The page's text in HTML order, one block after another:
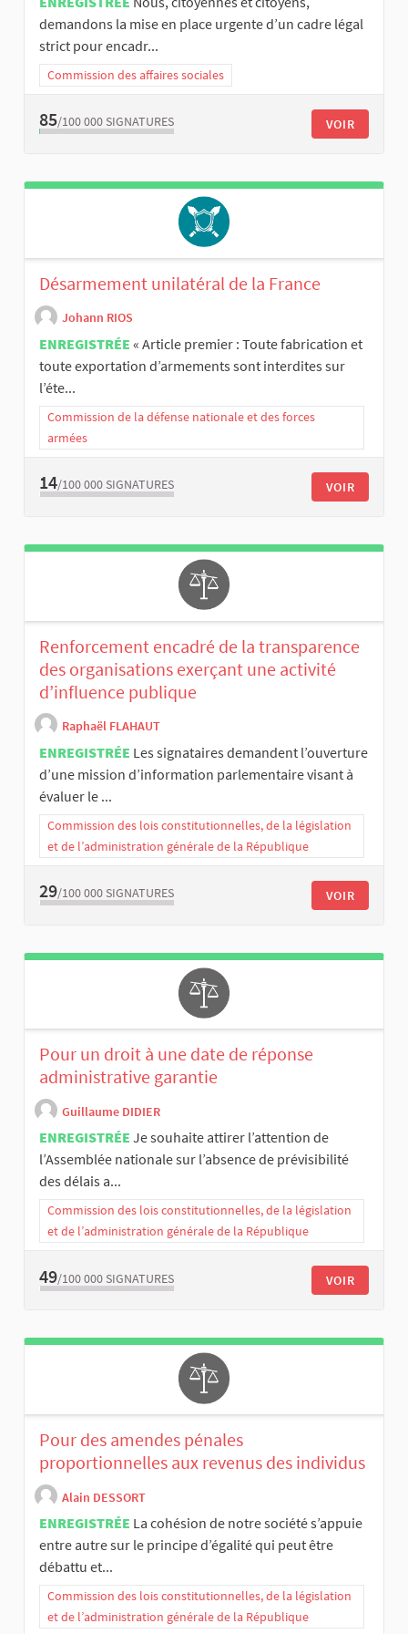
demandons la mise en place urgente d’un cadre légal
strict pour encadr...
Commission des affaires sociales
85/100 000 SIGNATURES VOIR
Désarmement unilatéral de la France
Johann RIOS
ENREGISTRÉE « Article premier : Toute fabrication et
toute exportation d’armements sont interdites sur
l’éte...
Commission de la défense nationale et des forces
armées
14/100 000 SIGNATURES VOIR
Renforcement encadré de la transparence
des organisations exerçant une activité
d’influence publique
Raphaël FLAHAUT
ENREGISTRÉE Les signataires demandent l’ouverture
d’une mission d’information parlementaire visant à
évaluer le ...
Commission des lois constitutionnelles, de la législation
et de l’administration générale de la République
29/100 000 SIGNATURES VOIR
Pour un droit à une date de réponse
administrative garantie
Guillaume DIDIER
ENREGISTRÉE Je souhaite attirer l’attention de
l’Assemblée nationale sur l’absence de prévisibilité
des délais a...
Commission des lois constitutionnelles, de la législation
et de l’administration générale de la République
49/100 000 SIGNATURES VOIR
Pour des amendes pénales
proportionnelles aux revenus des individus
Alain DESSORT
ENREGISTRÉE La cohésion de notre société s’appuie
entre autre sur le principe d’égalité qui peut être
débattu et...
Commission des lois constitutionnelles, de la législation
et de l’administration générale de la République